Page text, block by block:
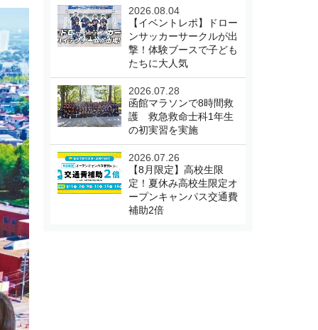
2026.08.04
【イベントレポ】ドロー
ンサッカーサークルが出
撃！体験ブースで子ども
たちに大人気
2026.07.28
函館マラソンで8時間救
護 救急救命士科1年生
の初実習を実施
2026.07.26
【8月限定】高校生限
定！夏休み高校生限定オ
ープンキャンパス交通費
補助2倍